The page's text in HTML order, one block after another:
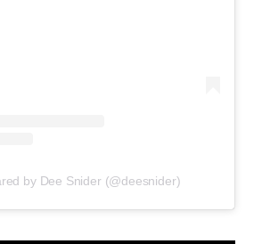
by Dee Snider (@deesnider)